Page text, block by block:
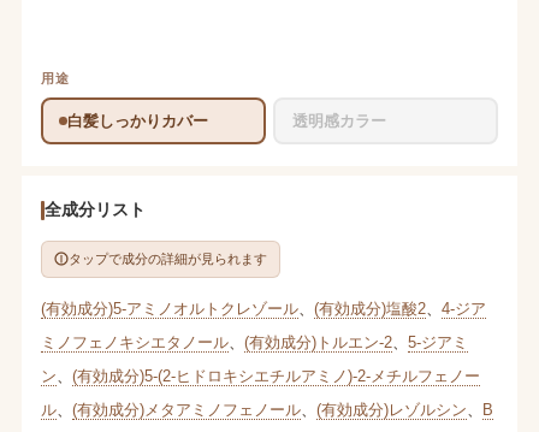
用途
白髪しっかりカバー 透明感カラー
全成分リスト
タップで成分の詳細が見られます
(有効成分)5-アミノオルトクレゾール、 (有効成分)塩酸2、 4-ジア
ミノフェノキシエタノール、 (有効成分)トルエン-2、 5-ジアミ
ン
(有効成分)5-(2-ヒドロキシエチルアミノ)-2-メチルフェノー
ル、 (有効成分)メタアミノフェノール、 (有効成分)レゾルシン
B